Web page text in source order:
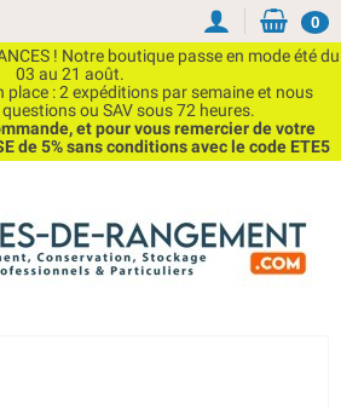
! Notre boutique passe en mode été du
03 au 21 août.
place : 2 expéditions par semaine et nous
ou SAV sous 72 heures.
et pour vous remercier de votre
de 5% sans conditions avec le code ETE5
0